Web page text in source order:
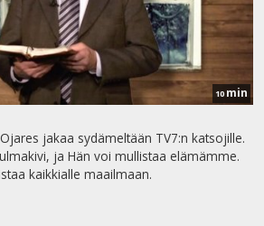
10 min
jakaa sydämeltään TV7:n katsojille.
ja Hän voi mullistaa elämämme.
kaikkialle maailmaan.